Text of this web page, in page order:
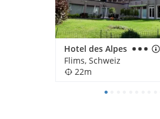
Hotel des Alpes
Flims, Schweiz
22m